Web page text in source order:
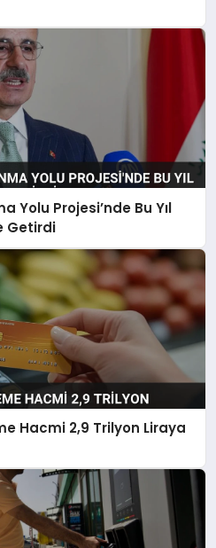
Yolu Projesi’nde Bu Yıl
Getirdi
Hacmi 2,9 Trilyon Liraya